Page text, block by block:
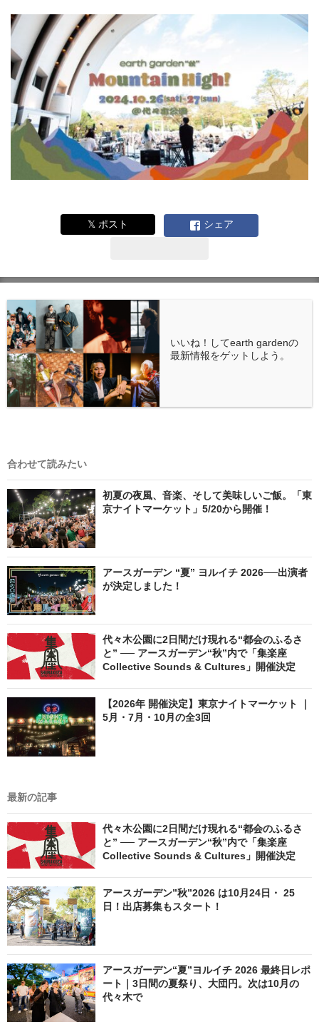
𝕏 ポスト シェア
いいね！してearth gardenの
最新情報をゲットしよう。
合わせて読みたい
初夏の夜風、音楽、そして美味しいご飯。「東
京ナイトマーケット」5/20から開催！
アースガーデン “夏” ヨルイチ 2026──出演者
が決定しました！
代々木公園に2日間だけ現れる“都会のふるさ
と” ── アースガーデン“秋”内で「集楽座
Collective Sounds & Cultures」開催決定
【2026年 開催決定】東京ナイトマーケット ｜
5月・7月・10月の全3回
最新の記事
代々木公園に2日間だけ現れる“都会のふるさ
と” ── アースガーデン“秋”内で「集楽座
Collective Sounds & Cultures」開催決定
アースガーデン”秋”2026 は10月24日・ 25
日！出店募集もスタート！
アースガーデン“夏”ヨルイチ 2026 最終日レポ
ート｜3日間の夏祭り、大団円。次は10月の
代々木で